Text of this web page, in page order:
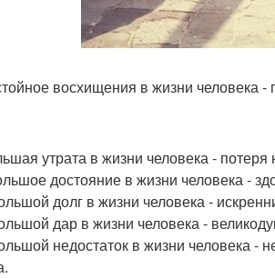
восхищения в жизни человека -
утрата в жизни человека -
достояние в жизни человека -
долг в жизни человека -
дар в жизни человека -
недостаток в жизни человека